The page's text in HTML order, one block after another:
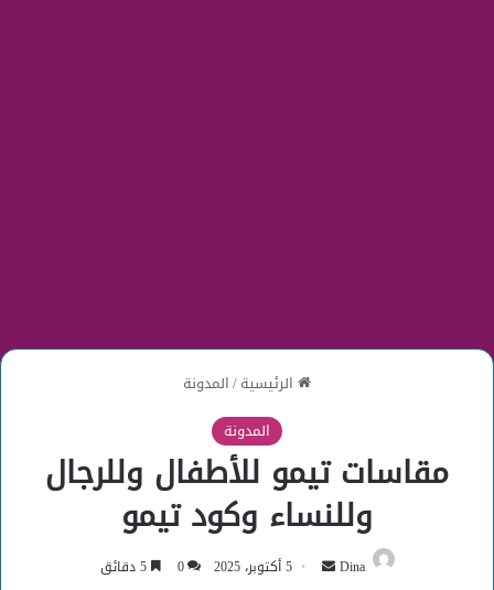
الرئيسية/المدونة
المدونة
مقاسات تيمو للأطفال وللرجال
وللنساء وكود تيمو
Dina
أرسل 5 أكتوبر، 2025 0 5 دقائق